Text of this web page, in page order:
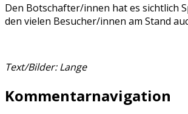
Den Botschafter/innen hat es sichtlich
den vielen Besucher/innen am Stand
Text/Bilder: Lange
Kommentarnavigation